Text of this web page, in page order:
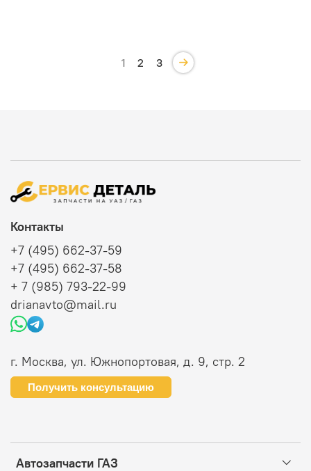
1 2 3
Автозапчасти ГАЗ
Контакты
+7 (495) 662-37-59
+7 (495) 662-37-58
+ 7 (985) 793-22-99
drianavto@mail.ru
г. Москва, ул. Южнопортовая, д. 9, стр. 2
Получить консультацию